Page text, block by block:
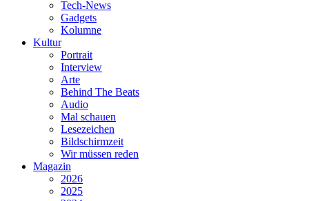
Tech-News
Gadgets
Kolumne
Kultur
Portrait
Interview
Arte
Behind The Beats
Audio
Mal schauen
Lesezeichen
Bildschirmzeit
Wir müssen reden
Magazin
2026
2025